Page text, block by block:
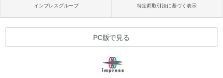
インプレスグループ 特定商取引法に基づく表示
PC版で見る